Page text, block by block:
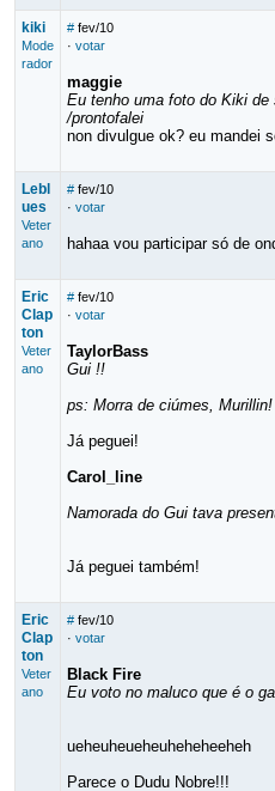
kiki
Mode
rador
# fev/10
· votar
maggie
Eu tenho uma foto do Kiki de
/prontofalei
non divulgue ok? eu mandei
Lebl
ues
Veter
ano
# fev/10
· votar
hahaa vou participar só de
Eric
Clap
ton
Veter
ano
# fev/10
· votar
TaylorBass
Gui !!
ps: Morra de ciúmes,
Já peguei!
Carol_line
Namorada do Gui tava
Já peguei também!
Eric
Clap
ton
Veter
ano
# fev/10
· votar
Black Fire
Eu voto no maluco que é o
ueheuheueheuheheheeheh
Parece o Dudu Nobre!!!